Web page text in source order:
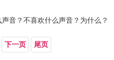
？不喜欢什么声音？为什么？
下一页 尾页